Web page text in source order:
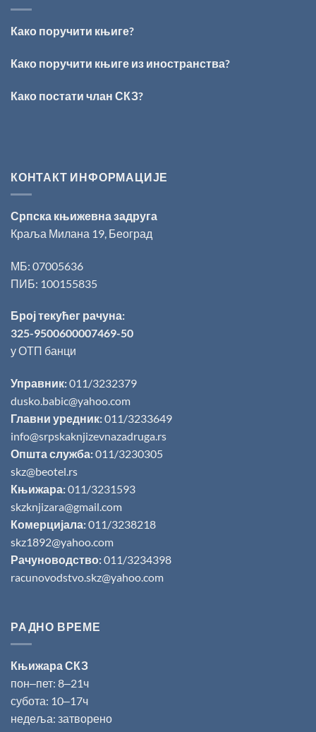
„Милован
поезију
Како поручити књиге?
Како поручити књиге из иностранства?
Како постати члан СКЗ?
КОНТАКТ ИНФОРМАЦИЈЕ
Српска књижевна задруга
Краља Милана 19, Београд
МБ: 07005636
ПИБ: 100155835
Број текућег рачуна:
325-9500600007469-50
у ОТП банци
Управник:011/3232379
dusko.babic@yahoo.com
Главни уредник:011/3233649
info@srpskaknjizevnazadruga.rs
Општа служба:011/3230305
skz@beotel.rs
Књижара:011/3231593
skzknjizara@gmail.com
Комерцијала:011/3238218
skz1892@yahoo.com
Рачуноводство:011/3234398
racunovodstvo.skz@yahoo.com
РАДНО ВРЕМЕ
Књижара СКЗ
пон‒пет: 8‒21ч
субота: 10‒17ч
недеља: затворено